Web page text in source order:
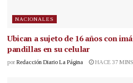
NACIONALES
Ubican a sujeto de 16 años con
pandillas en su celular
por Redacción Diario La Página HACE 37 MINS